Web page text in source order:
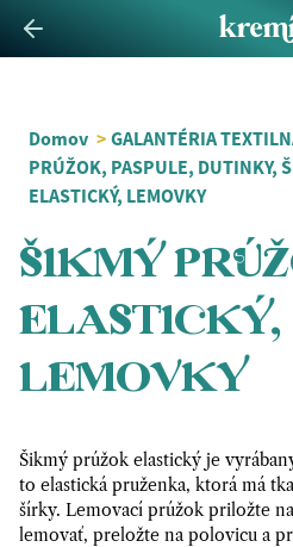
Domov > GALANTÉRIA
PRÚŽOK, PASPULE, DUTINKY,
ELASTICKÝ, LEMOVKY
ŠIKMÝ
ELASTICKÝ,
LEMOVKY
Šikmý prúžok elastický je
to elastická pruženka, ktorá má
šírky. Lemovací prúžok priložte
lemovať, preložte na polovicu a